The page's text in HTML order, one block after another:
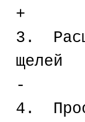
+
3.
-
4.